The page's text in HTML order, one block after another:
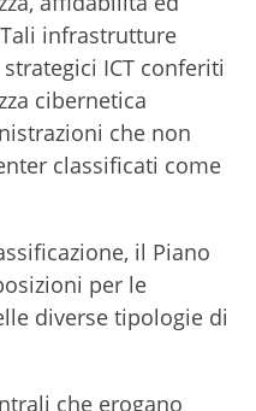
infrastrutture
ICT conferiti
cibernetica
che non
classificati come
il Piano
per le
diverse tipologie di
che erogano